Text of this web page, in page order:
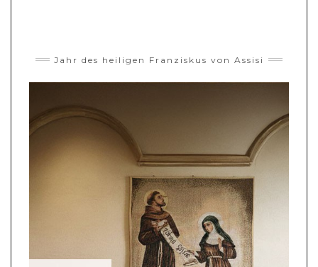
Jahr des heiligen Franziskus von Assisi